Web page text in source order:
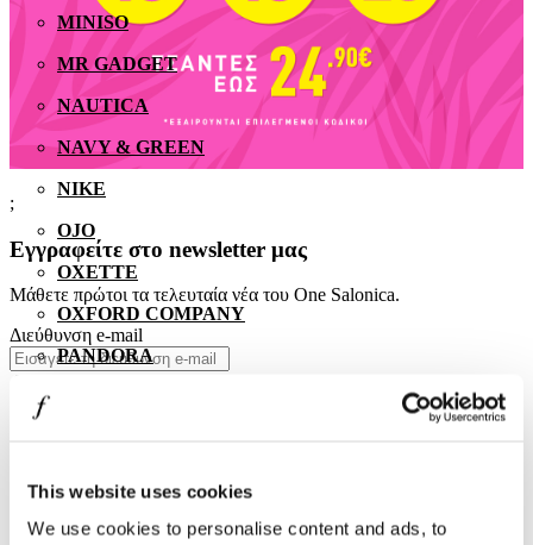
This website uses cookies
We use cookies to personalise content and ads, to
MINISO
MR GADGET
NAUTICA
NAVY & GREEN
NIKE
OJO
OXETTE
OXFORD COMPANY
PANDORA
POLO RALPH LAUREN
PRIME TIMERS
;
Εγγραφείτε στο newsletter μας
Μάθετε πρώτοι τα τελευταία νέα του One Salonica.
Διεύθυνση e-mail